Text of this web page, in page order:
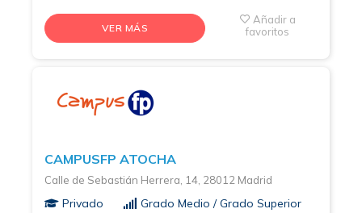
VER MÁS
Añadir a
favoritos
CAMPUSFP ATOCHA
Calle de Sebastián Herrera, 14, 28012 Madrid
Privado
Grado Medio / Grado Superior